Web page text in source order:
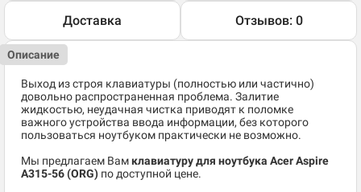
Доставка Отзывов: 0
Описание
Выход из строя клавиатуры (полностью или частично)
довольно распространенная проблема. Залитие
жидкостью, неудачная чистка приводят к поломке
важного устройства ввода информации, без которого
пользоваться ноутбуком практически не возможно.
Мы предлагаем Вам клавиатуру для ноутбука Acer Aspire
A315-56 (ORG) по доступной цене.